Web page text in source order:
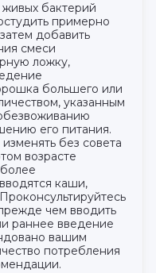
бактерий
примерно
добавить
смеси
ложку,
большего или
указанным
его питания.
без совета
возрасте
каши,
чем вводить
раннее введение
вашим
потребления